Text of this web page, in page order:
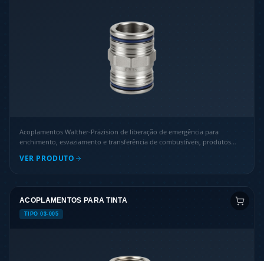
Acoplamentos Walther-Präzision de liberação de emergência para
enchimento, esvaziamento e transferência de combustíveis, produtos
VER PRODUTO
ACOPLAMENTOS PARA TINTA
TIPO 03-005